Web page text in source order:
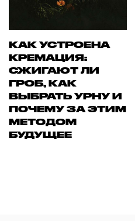
КАК УСТРОЕНА
КРЕМАЦИЯ:
СЖИГАЮТ ЛИ
ГРОБ, КАК
ВЫБРАТЬ УРНУ И
ПОЧЕМУ ЗА ЭТИМ
МЕТОДОМ
БУДУЩЕЕ